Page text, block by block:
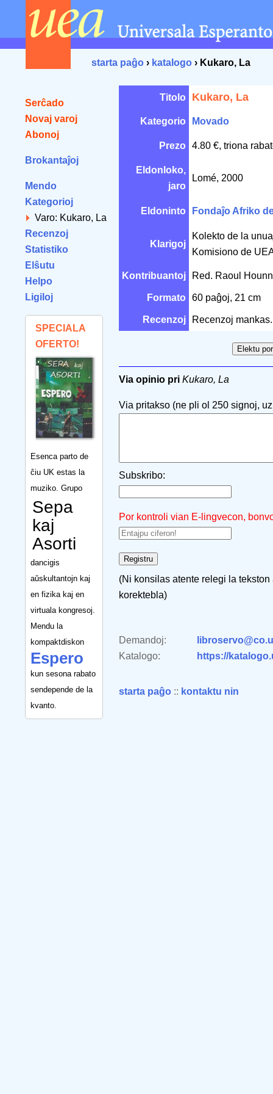
starta paĝo › katalogo › Kukaro, La
Serĉado
Novaj varoj
Abonoj
Brokantaĵoj
Mendo
Kategorioj
Varo: Kukaro, La
Recenzoj
Statistiko
Elŝutu
Helpo
Ligiloj
SPECIALA
OFERTO!
Esenca parto de
ĉiu UK estas la
muziko. Grupo
Sepa
kaj
Asorti
dancigis
aŭskultantojn kaj
en fizika kaj en
virtuala kongresoj.
Mendu la
kompaktdiskon
Espero
kun sesona rabato
sendepende de la
kvanto.
Titolo Kukaro, La
Kategorio Movado
Prezo 4.80 €, triona
Eldonloko,
jaro
Lomé, 2000
Eldoninto Fondaĵo Afriko
Klarigoj
Kolekto de la
Komisiono de
Kontribuantoj Red. Raoul
Formato 60 paĝoj, 21 cm
Recenzoj Recenzoj mankas.
Via opinio pri Kukaro, La
Via pritakso (ne pli ol 250 signoj,
Subskribo:
Por kontroli vian E-lingvecon,
(Ni konsilas atente relegi la
korektebla)
Demandoj:
Katalogo:
https://
starta paĝo :: kontaktu nin